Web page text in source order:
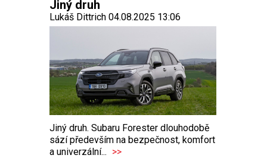
Jiný druh
Lukáš Dittrich 04.08.2025 13:06
Jiný druh. Subaru Forester dlouhodobě
sází především na bezpečnost, komfort
a univerzální... >>